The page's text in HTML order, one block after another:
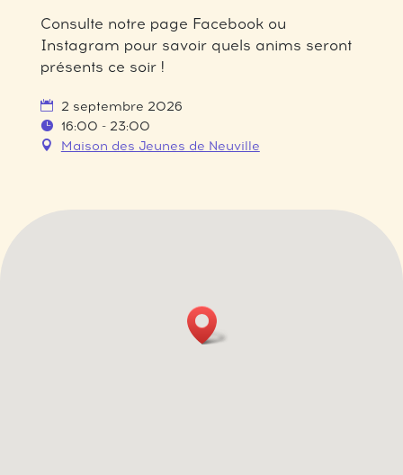
Consulte notre page Facebook ou
Instagram pour savoir quels anims seront
présents ce soir !
2 septembre 2026
16:00 - 23:00
Maison des Jeunes de Neuville